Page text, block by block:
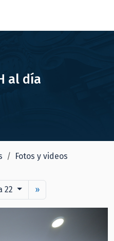
al día
Fotos y videos
22 »